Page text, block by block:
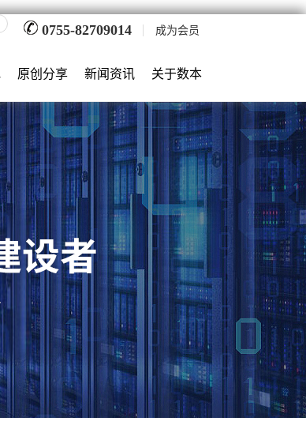
成为会员
0755-82709014
原创分享 新闻资讯 关于数本